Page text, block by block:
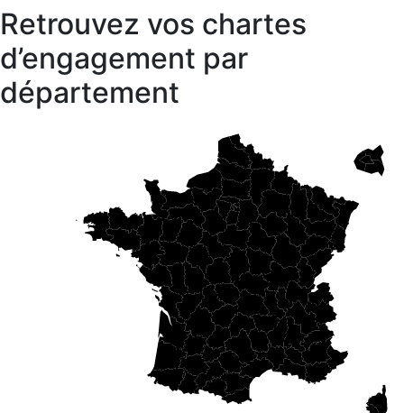
Retrouvez vos chartes
d’engagement par
département